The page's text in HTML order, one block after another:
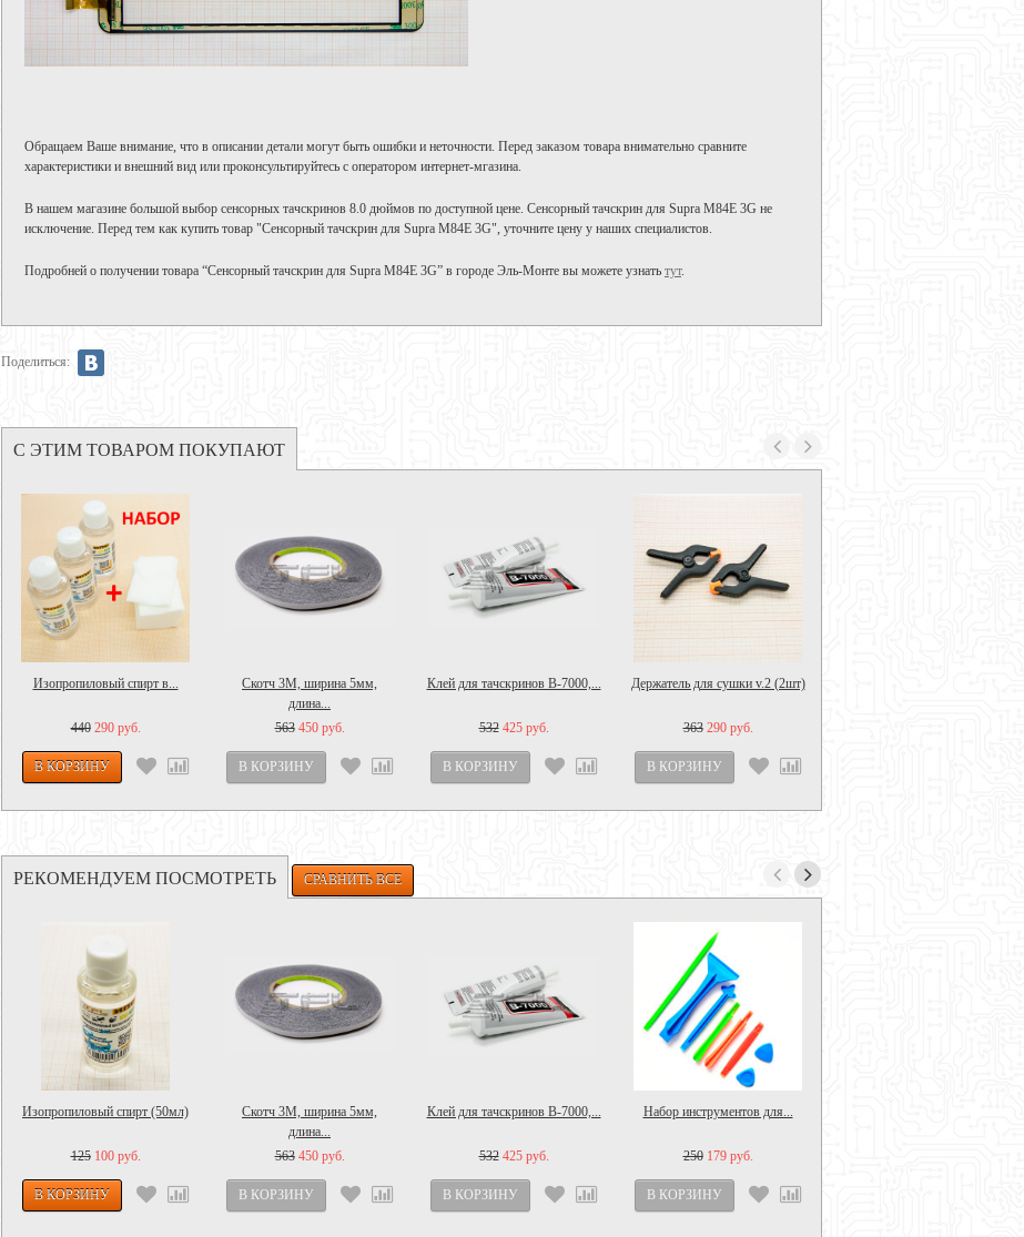
Обращаем Ваше внимание, что в описании детали могут быть ошибки и неточности. Перед заказом товара внимательно сравните
характеристики и внешний вид или проконсультируйтесь с оператором интернет-мгазина.
В нашем магазине большой выбор сенсорных тачскринов 8.0 дюймов по доступной цене. Сенсорный тачскрин для Supra M84E 3G не
исключение. Перед тем как купить товар "Сенсорный тачскрин для Supra M84E 3G", уточните цену у наших специалистов.
Подробней о получении товара “Сенсорный тачскрин для Supra M84E 3G” в городе Эль-Монте вы можете узнать тут.
Поделиться:
С ЭТИМ ТОВАРОМ ПОКУПАЮТ
Изопропиловый спирт в...
440 290 руб.
Скотч 3M, ширина 5мм,
длина...
563 450 руб.
Клей для тачскринов B-7000,...
532 425 руб.
Держатель для сушки v.2 (2шт)
363 290 руб.
РЕКОМЕНДУЕМ ПОСМОТРЕТЬ
Изопропиловый спирт (50мл)
125 100 руб.
Скотч 3M, ширина 5мм,
длина...
563 450 руб.
Клей для тачскринов B-7000,...
532 425 руб.
Набор инструментов для...
250 179 руб.